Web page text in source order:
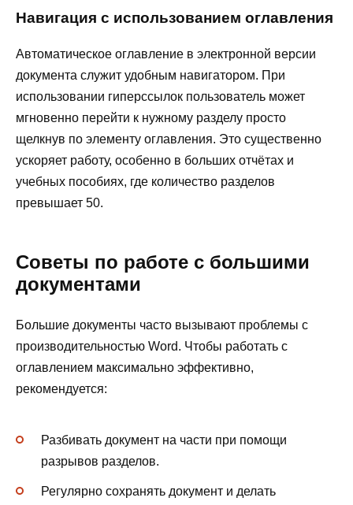
Навигация с использованием оглавления
Автоматическое оглавление в электронной версии
документа служит удобным навигатором. При
использовании гиперссылок пользователь может
мгновенно перейти к нужному разделу просто
щелкнув по элементу оглавления. Это существенно
ускоряет работу, особенно в больших отчётах и
учебных пособиях, где количество разделов
превышает 50.
Советы по работе с большими
документами
Большие документы часто вызывают проблемы с
производительностью Word. Чтобы работать с
оглавлением максимально эффективно,
рекомендуется:
Разбивать документ на части при помощи
разрывов разделов.
Регулярно сохранять документ и делать